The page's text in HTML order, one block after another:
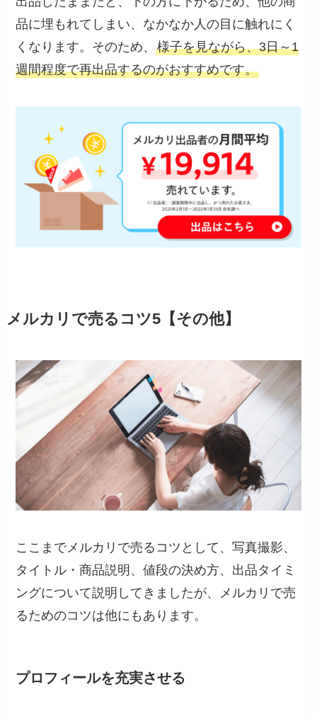
品に埋もれてしまい、なかなか人の目に触れにく
くなります。そのため、様子を見ながら、3日～1
週間程度で再出品するのがおすすめです。
メルカリで売るコツ5【その他】
ここまでメルカリで売るコツとして、写真撮影、
タイトル・商品説明、値段の決め方、出品タイミ
ングについて説明してきましたが、メルカリで売
るためのコツは他にもあります。
プロフィールを充実させる